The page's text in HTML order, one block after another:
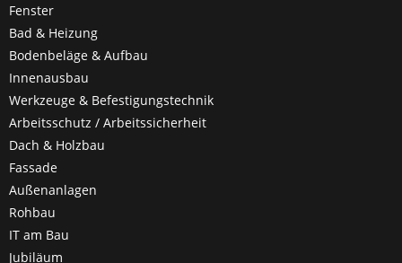
Fenster
Bad & Heizung
Bodenbeläge & Aufbau
Innenausbau
Werkzeuge & Befestigungstechnik
Arbeitsschutz / Arbeitssicherheit
Dach & Holzbau
Fassade
Außenanlagen
Rohbau
IT am Bau
Jubiläum